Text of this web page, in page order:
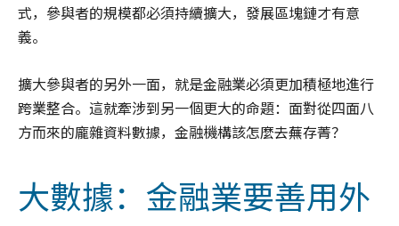
式，參與者的規模都必須持續擴大，發展區塊鏈才有意
義。
擴大參與者的另外一面，就是金融業必須更加積極地進行
跨業整合。這就牽涉到另一個更大的命題：面對從四面八
方而來的龐雜資料數據，金融機構該怎麼去蕪存菁？
大數據：金融業要善用外